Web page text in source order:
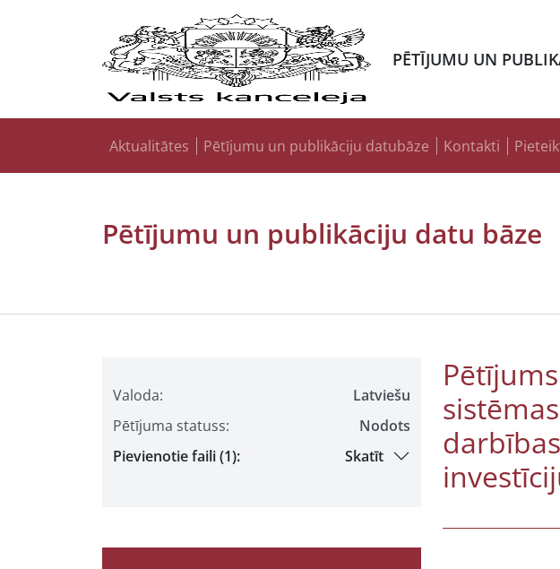
PĒTĪJUMU UN
Aktualitātes Pētījumu un publikāciju datubāze Kontakti
Pētījumu un publikāciju datu bāze
Valoda:
Latviešu
Pētījuma statuss:
Nodots
Pievienotie faili (1):
Skatīt